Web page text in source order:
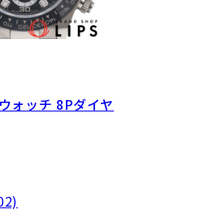
ォッチ 8Pダイヤ